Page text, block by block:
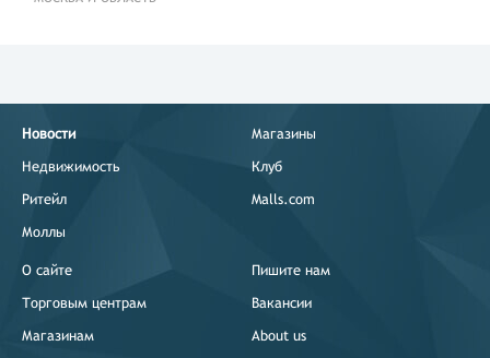
Новости
Недвижимость
Ритейл
Моллы
Магазины
Клуб
Malls.com
О сайте
Торговым центрам
Магазинам
Пишите нам
Вакансии
About us